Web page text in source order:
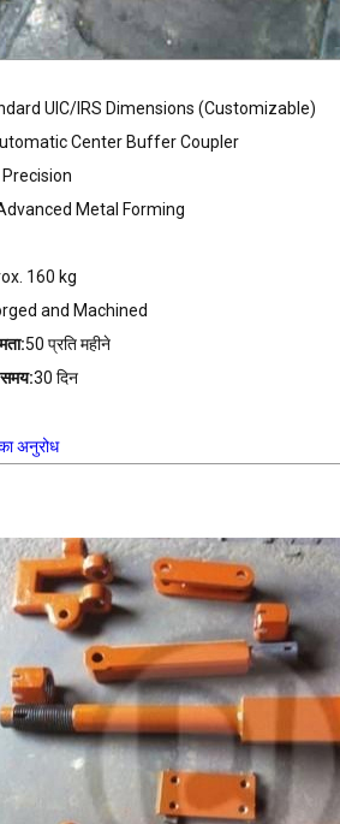
UIC/IRS Dimensions (Customizable)
Center Buffer Coupler
Precision
Metal Forming
160 kg
and Machined
50 प्रति महीने
समय:30 दिन
अनुरोध